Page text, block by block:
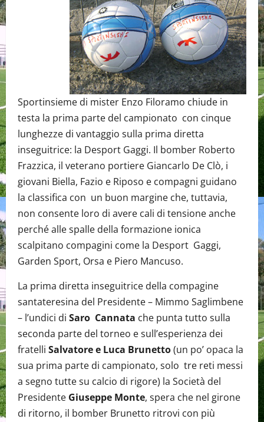
Sportinsieme di mister Enzo Filoramo chiude in
testa la prima parte del campionato con cinque
lunghezze di vantaggio sulla prima diretta
inseguitrice: la Desport Gaggi. Il bomber Roberto
Frazzica, il veterano portiere Giancarlo De Clò, i
giovani Biella, Fazio e Riposo e compagni guidano
la classifica con un buon margine che, tuttavia,
non consente loro di avere cali di tensione anche
perché alle spalle della formazione ionica
scalpitano compagini come la Desport Gaggi,
Garden Sport, Orsa e Piero Mancuso.
La prima diretta inseguitrice della compagine
santateresina del Presidente – Mimmo Saglimbene
– l’undici di Saro Cannata che punta tutto sulla
seconda parte del torneo e sull’esperienza dei
fratelli Salvatore e Luca Brunetto(un po’ opaca la
sua prima parte di campionato, solo tre reti messi
a segno tutte su calcio di rigore) la Società del
Presidente Giuseppe Monte, spera che nel girone
di ritorno, il bomber Brunetto ritrovi con più